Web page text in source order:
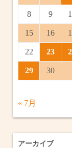
8 9
15 16
22 23
29 30
« 7月
アーカイブ